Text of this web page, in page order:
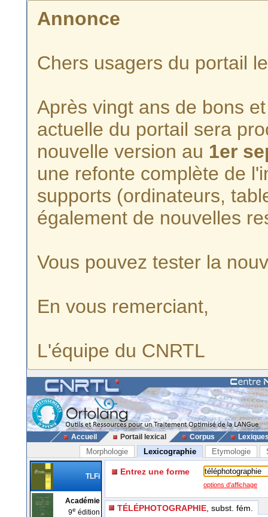
Annonce
Chers usagers du portail
Après vingt ans de bons
actuelle du portail sera
nouvelle version au 1er
une refonte complète de
supports (ordinateurs,
également de nouvelles
Vous pouvez tester la
En vous remerciant,
L'équipe du CNRTL
Accueil Portail lexical Corpus
Morphologie Lexicographie Etymologie
TLFi
Académie
9e édition
Entrez une forme
options d'affichage
TÉLÉPHOTOGRAPHIE , subst. fém.